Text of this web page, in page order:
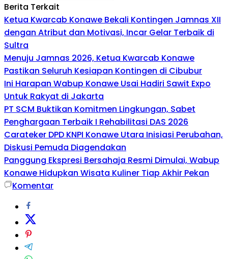
Berita Terkait
Ketua Kwarcab Konawe Bekali Kontingen Jamnas XII
dengan Atribut dan Motivasi, Incar Gelar Terbaik di
Sultra
Menuju Jamnas 2026, Ketua Kwarcab Konawe
Pastikan Seluruh Kesiapan Kontingen di Cibubur
Ini Harapan Wabup Konawe Usai Hadiri Sawit Expo
Untuk Rakyat di Jakarta
PT SCM Buktikan Komitmen Lingkungan, Sabet
Penghargaan Terbaik I Rehabilitasi DAS 2026
Carateker DPD KNPI Konawe Utara Inisiasi Perubahan,
Diskusi Pemuda Diagendakan
Panggung Ekspresi Bersahaja Resmi Dimulai, Wabup
Konawe Hidupkan Wisata Kuliner Tiap Akhir Pekan
Komentar